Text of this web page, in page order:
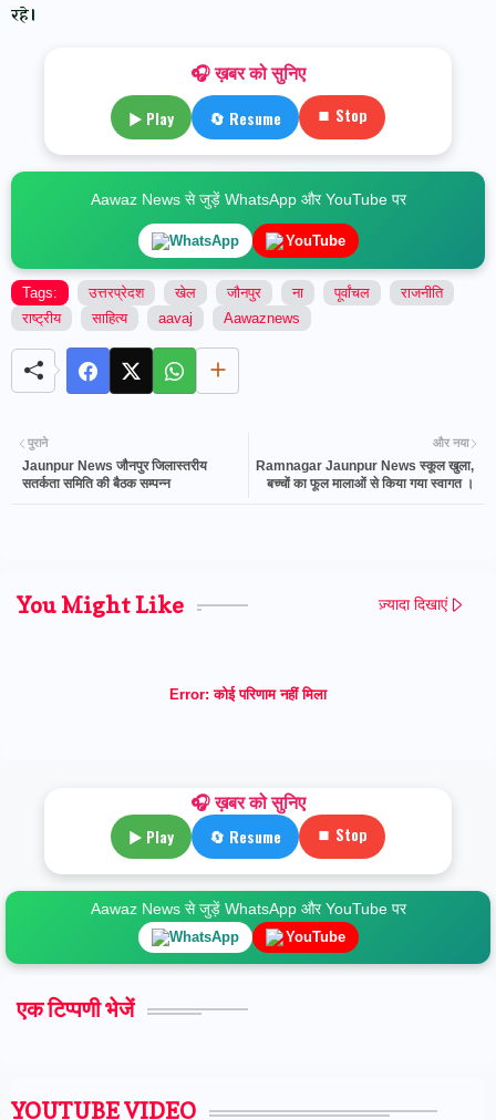
रहे।
🎧 ख़बर को सुनिए
▶ Play 🔄 Resume ⏹ Stop
Aawaz News से जुड़ें WhatsApp और YouTube पर
WhatsApp YouTube
Tags: उत्तरप्रेदश खेल जौनपुर ना पूर्वांचल
राजनीति
राष्ट्रीय
साहित्य aavaj Aawaznews
और नया
Ramnagar Jaunpur News स्कूल खुला,
बच्चों का फूल मालाओं से किया गया स्वागत ।
पुराने
Jaunpur News जौनपुर जिलास्तरीय
सतर्कता समिति की बैठक सम्पन्न
You Might Like ज़्यादा दिखाएं
Error: कोई परिणाम नहीं मिला
🎧 ख़बर को सुनिए
▶ Play 🔄 Resume ⏹ Stop
Aawaz News से जुड़ें WhatsApp और YouTube पर
WhatsApp YouTube
एक टिप्पणी भेजें
YOUTUBE VIDEO